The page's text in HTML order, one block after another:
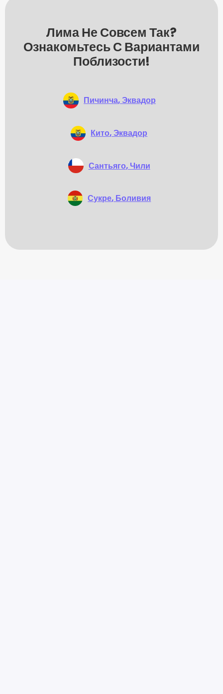
Лима Не Совсем Так?
Ознакомьтесь С Вариантами
Поблизости!
Пичинча, Эквадор
Кито, Эквадор
Сантьяго, Чили
Сукре, Боливия